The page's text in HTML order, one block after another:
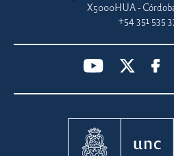
X5000HUA -
+54 351 535